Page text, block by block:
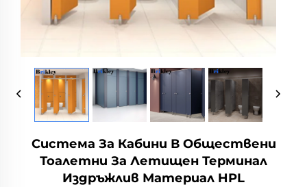
Система За Кабини В Обществени
Тоалетни За Летищен Терминал
Издръжлив Материал HPL